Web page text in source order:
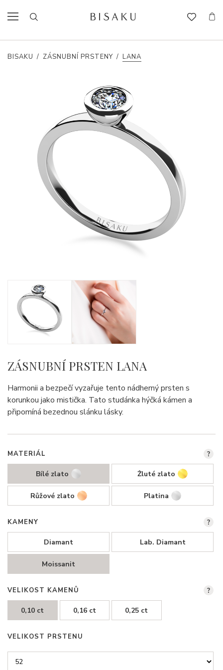
BISAKU / ZÁSNUBNÍ PRSTENY / LANA
ZÁSNUBNÍ PRSTEN LANA
Harmonii a bezpečí vyzařuje tento nádherný prsten s
korunkou jako mistička. Tato studánka hýčká kámen a
připomíná bezednou slánku lásky.
MATERIÁL
Bílé zlato Žluté zlato
Růžové zlato Platina
?
KAMENY
Diamant Lab. Diamant
Moissanit
?
VELIKOST KAMENŮ
0,10 ct 0,16 ct 0,25 ct
?
VELIKOST PRSTENU